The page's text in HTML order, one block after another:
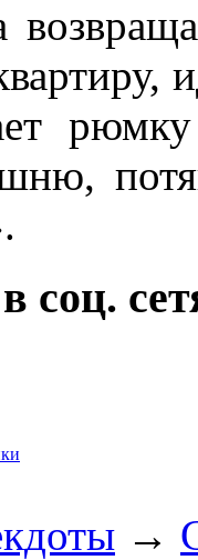
соц.
→